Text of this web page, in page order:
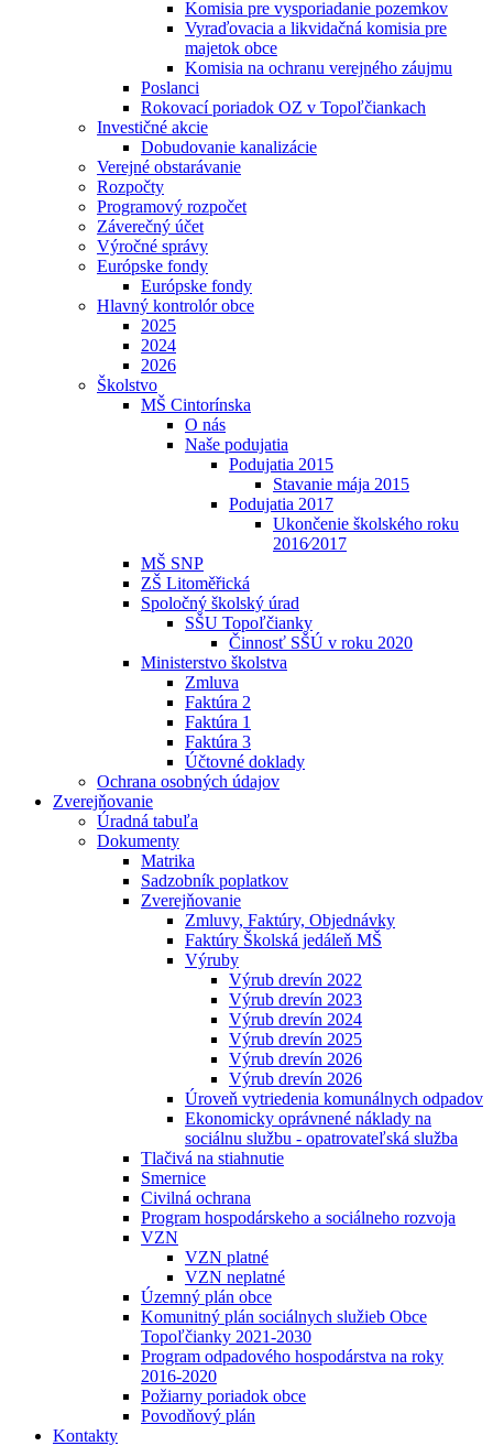
Komisia pre vysporiadanie pozemkov
Vyraďovacia a likvidačná komisia pre
majetok obce
Komisia na ochranu verejného záujmu
Poslanci
Rokovací poriadok OZ v Topoľčiankach
Investičné akcie
Dobudovanie kanalizácie
Verejné obstarávanie
Rozpočty
Programový rozpočet
Záverečný účet
Výročné správy
Európske fondy
Európske fondy
Hlavný kontrolór obce
2025
2024
2026
Školstvo
MŠ Cintorínska
O nás
Naše podujatia
Podujatia 2015
Stavanie mája 2015
Podujatia 2017
Ukončenie školského roku
2016⁄2017
MŠ SNP
ZŠ Litoměřická
Spoločný školský úrad
SŠU Topoľčianky
Činnosť SŠÚ v roku 2020
Ministerstvo školstva
Zmluva
Faktúra 2
Faktúra 1
Faktúra 3
Účtovné doklady
Ochrana osobných údajov
Zverejňovanie
Úradná tabuľa
Dokumenty
Matrika
Sadzobník poplatkov
Zverejňovanie
Zmluvy, Faktúry, Objednávky
Faktúry Školská jedáleň MŠ
Výruby
Výrub drevín 2022
Výrub drevín 2023
Výrub drevín 2024
Výrub drevín 2025
Výrub drevín 2026
Výrub drevín 2026
Úroveň vytriedenia komunálnych odpadov
Ekonomicky oprávnené náklady na
sociálnu službu - opatrovateľská služba
Tlačivá na stiahnutie
Smernice
Civilná ochrana
Program hospodárskeho a sociálneho rozvoja
VZN
VZN platné
VZN neplatné
Územný plán obce
Komunitný plán sociálnych služieb Obce
Topoľčianky 2021-2030
Program odpadového hospodárstva na roky
2016-2020
Požiarny poriadok obce
Povodňový plán
Kontakty